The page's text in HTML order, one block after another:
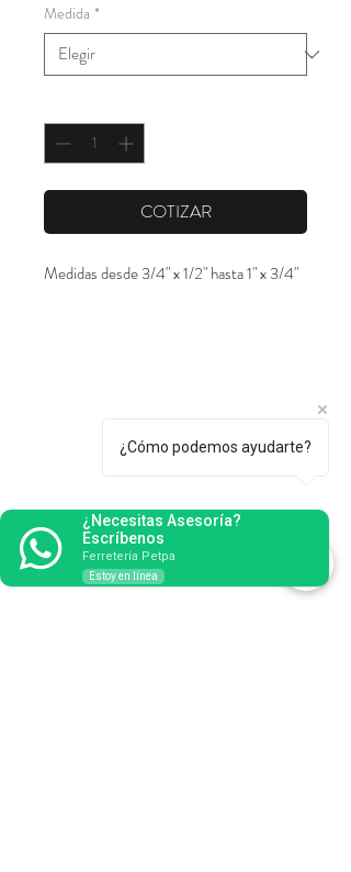
Medida *
COTIZAR
Medidas desde 3/4" x 1/2" hasta 1" x 3/4"
¿Cómo podemos ayudarte?
¿Necesitas Asesoría?
Escríbenos
Ferretería Petpa
Estoy en línea